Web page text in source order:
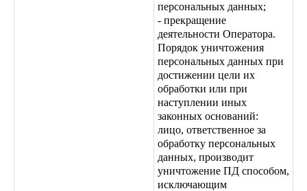
персональных данных;
- прекращение
деятельности Оператора.
Порядок уничтожения
персональных данных при
достижении цели их
обработки или при
наступлении иных
законных оснований:
лицо, ответственное за
обработку персональных
данных, производит
уничтожение ПД способом,
исключающим